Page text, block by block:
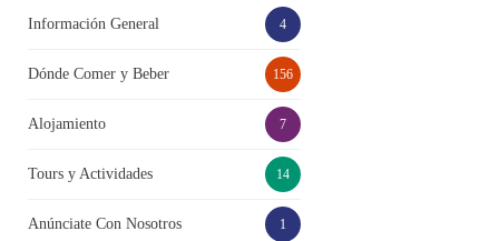
Información General 4
Dónde Comer y Beber 156
Alojamiento 7
Tours y Actividades 14
Anúnciate Con Nosotros 1